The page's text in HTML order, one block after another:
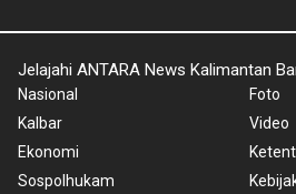
Jelajahi ANTARA News Kalimantan
Nasional
Kalbar
Ekonomi
Sospolhukam
Foto
Video